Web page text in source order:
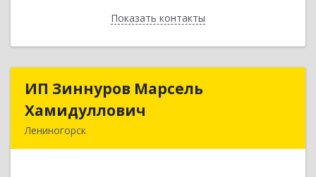
Показать контакты
Назад
ИП Зиннуров Марсель
Хамидуллович
Лениногорск
ИП Зиннуров Марсель